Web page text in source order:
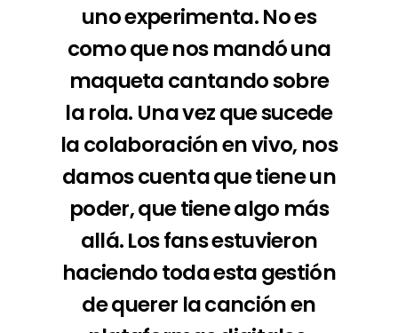
uno experimenta. No es
como que nos mandó una
maqueta cantando sobre
la rola. Una vez que sucede
la colaboración en vivo, nos
damos cuenta que tiene un
poder, que tiene algo más
allá. Los fans estuvieron
haciendo toda esta gestión
de querer la canción en